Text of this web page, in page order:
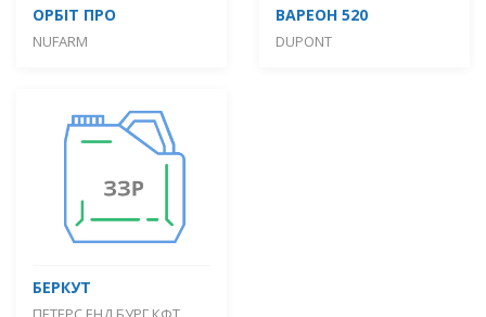
ОРБІТ ПРО
NUFARM
ВАРЕОН 520
DUPONT
БЕРКУТ